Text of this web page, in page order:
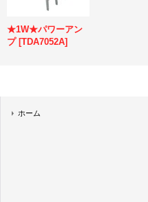
★1W★パワーアン
プ [TDA7052A]
ホーム